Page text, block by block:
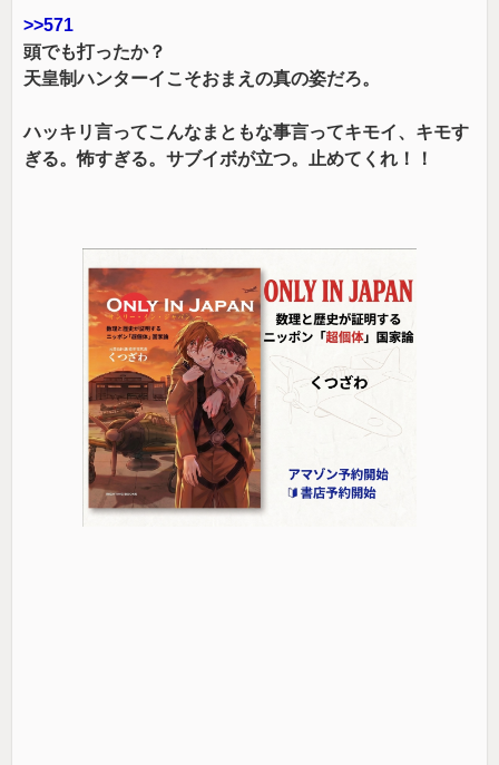
>>571
頭でも打ったか？
天皇制ハンターイこそおまえの真の姿だろ。
ハッキリ言ってこんなまともな事言ってキモイ、キモす
ぎる。怖すぎる。サブイボが立つ。止めてくれ！！